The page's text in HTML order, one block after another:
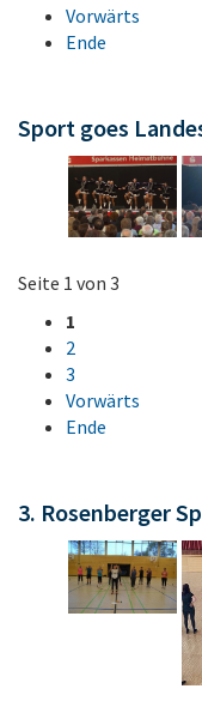
Vorwärts
Ende
Sport goes
Seite 1 von 3
1
2
3
Vorwärts
Ende
3. Rosenberger